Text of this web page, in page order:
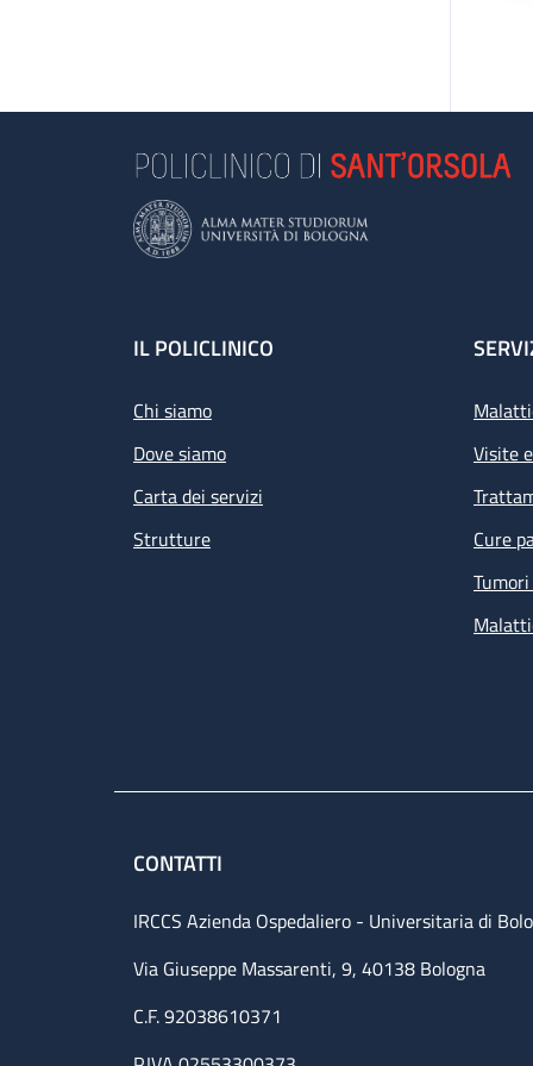
Footer
IL POLICLINICO
Chi siamo
Dove siamo
Carta dei servizi
Strutture
Visite
Cure
CONTATTI
IRCCS Azienda Ospedaliero - Universitaria di
Via Giuseppe Massarenti, 9, 40138 Bologna
C.F. 92038610371